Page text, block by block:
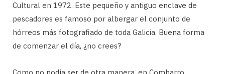
Cultural en 1972. Este pequeño y antiguo enclave de
pescadores es famoso por albergar el conjunto de
hórreos más fotografiado de toda Galicia. Buena forma
de comenzar el día, ¿no crees?